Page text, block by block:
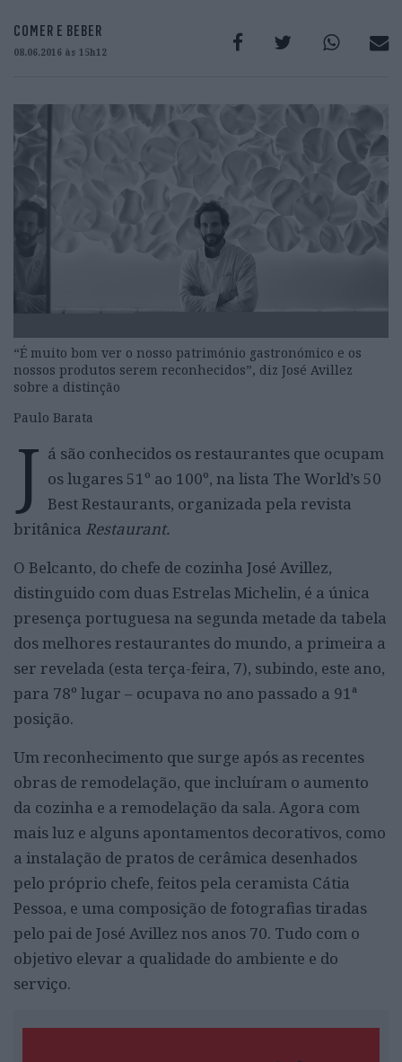
COMER E BEBER
08.06.2016 às 15h12
“É muito bom ver o nosso património gastronómico e os
nossos produtos serem reconhecidos”, diz José Avillez
sobre a distinção
Paulo Barata
J á são conhecidos os restaurantes que ocupam
os lugares 51º ao 100º, na lista The World’s 50
Best Restaurants, organizada pela revista
britânica Restaurant.
O Belcanto, do chefe de cozinha José Avillez,
distinguido com duas Estrelas Michelin, é a única
presença portuguesa na segunda metade da tabela
dos melhores restaurantes do mundo, a primeira a
ser revelada (esta terça-feira, 7), subindo, este ano,
para 78º lugar – ocupava no ano passado a 91ª
posição.
Um reconhecimento que surge após as recentes
obras de remodelação, que incluíram o aumento
da cozinha e a remodelação da sala. Agora com
mais luz e alguns apontamentos decorativos, como
a instalação de pratos de cerâmica desenhados
pelo próprio chefe, feitos pela ceramista Cátia
Pessoa, e uma composição de fotografias tiradas
pelo pai de José Avillez nos anos 70. Tudo com o
objetivo elevar a qualidade do ambiente e do
serviço.